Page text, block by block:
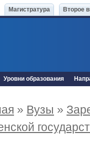
Магистратура Второе
Уровни образования
» Вузы »